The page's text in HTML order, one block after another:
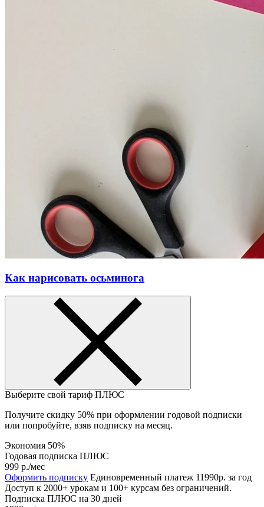
Как нарисовать осьминога
Выберите свой тариф ПЛЮС
Получите скидку 50% при оформлении годовой подписки
или попробуйте, взяв подписку на месяц.
Экономия 50%
Годовая подписка ПЛЮС
999 р./мес
Оформить подписку Единовременный платеж 11990р. за год
Доступ к 2000+ урокам и 100+ курсам без ограничений.
Подписка ПЛЮС на 30 дней